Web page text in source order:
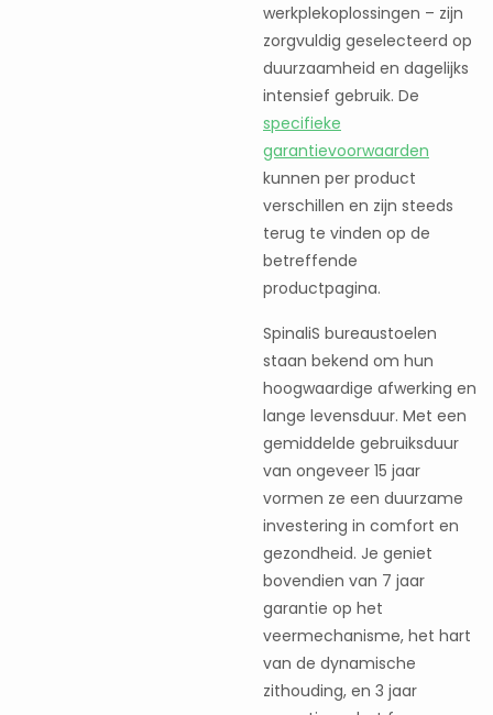
werkplekoplossingen – zijn
zorgvuldig geselecteerd op
duurzaamheid en dagelijks
intensief gebruik. De
specifieke
garantievoorwaarden
kunnen per product
verschillen en zijn steeds
terug te vinden op de
betreffende
productpagina.
SpinaliS bureaustoelen
staan bekend om hun
hoogwaardige afwerking en
lange levensduur. Met een
gemiddelde gebruiksduur
van ongeveer 15 jaar
vormen ze een duurzame
investering in comfort en
gezondheid. Je geniet
bovendien van 7 jaar
garantie op het
veermechanisme, het hart
van de dynamische
zithouding, en 3 jaar